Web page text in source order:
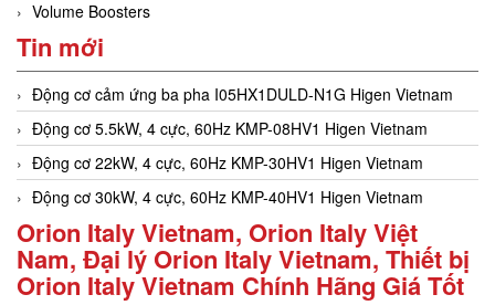
Volume Boosters
Tin mới
Động cơ cảm ứng ba pha I05HX1DULD-N1G Higen Vietnam
Động cơ 5.5kW, 4 cực, 60Hz KMP-08HV1 Higen Vietnam
Động cơ 22kW, 4 cực, 60Hz KMP-30HV1 Higen Vietnam
Động cơ 30kW, 4 cực, 60Hz KMP-40HV1 Higen Vietnam
Orion Italy Vietnam, Orion Italy Việt
Nam, Đại lý Orion Italy Vietnam, Thiết bị
Orion Italy Vietnam Chính Hãng Giá Tốt